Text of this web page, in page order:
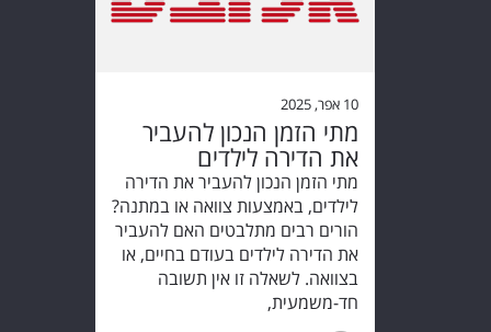
10 אפר, 2025
מתי הזמן הנכון להעביר
את הדירה לילדים
מתי הזמן הנכון להעביר את הדירה
לילדים, באמצעות צוואה או במתנה?
הורים רבים מתלבטים האם להעביר
את הדירה לילדים בעודם בחיים, או
בצוואה. לשאלה זו אין תשובה
חד-משמעית,